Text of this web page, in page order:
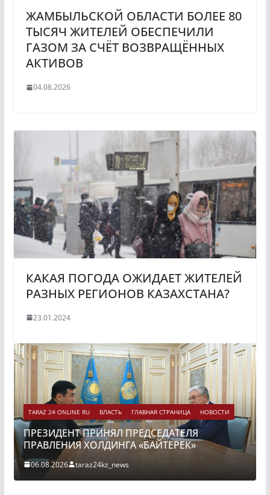
ЖАМБЫЛЬСКОЙ ОБЛАСТИ БОЛЕЕ 80
ТЫСЯЧ ЖИТЕЛЕЙ ОБЕСПЕЧИЛИ
ГАЗОМ ЗА СЧЁТ ВОЗВРАЩЁННЫХ
АКТИВОВ
04.08.2026
КАКАЯ ПОГОДА ОЖИДАЕТ ЖИТЕЛЕЙ
РАЗНЫХ РЕГИОНОВ КАЗАХСТАНА?
23.01.2024
TARAZ 24 ONLINE RU ВЛАСТЬ ГЛАВНАЯ СТРАНИЦА НОВОСТИ
ПРЕЗИДЕНТ ПРИНЯЛ ПРЕДСЕДАТЕЛЯ
ПРАВЛЕНИЯ ХОЛДИНГА «БАЙТЕРЕК»
06.08.2026 taraz24kz_news